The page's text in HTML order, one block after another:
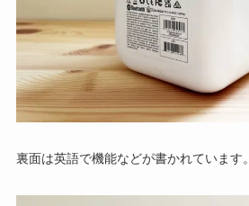
裏面は英語で機能などが書かれています。